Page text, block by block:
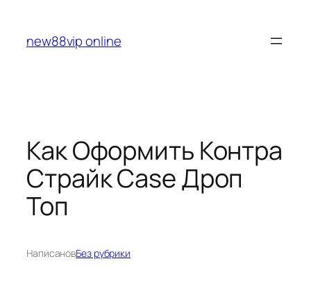
содержимому
new88vip online
Как Оформить Контра
Страйк Case Дроп
Топ
НаписановБез рубрики